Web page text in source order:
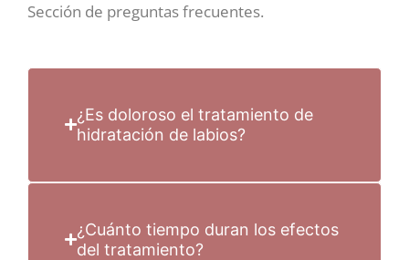
Sección de preguntas frecuentes.
¿Es doloroso el tratamiento de
hidratación de labios?
¿Cuánto tiempo duran los efectos
del tratamiento?